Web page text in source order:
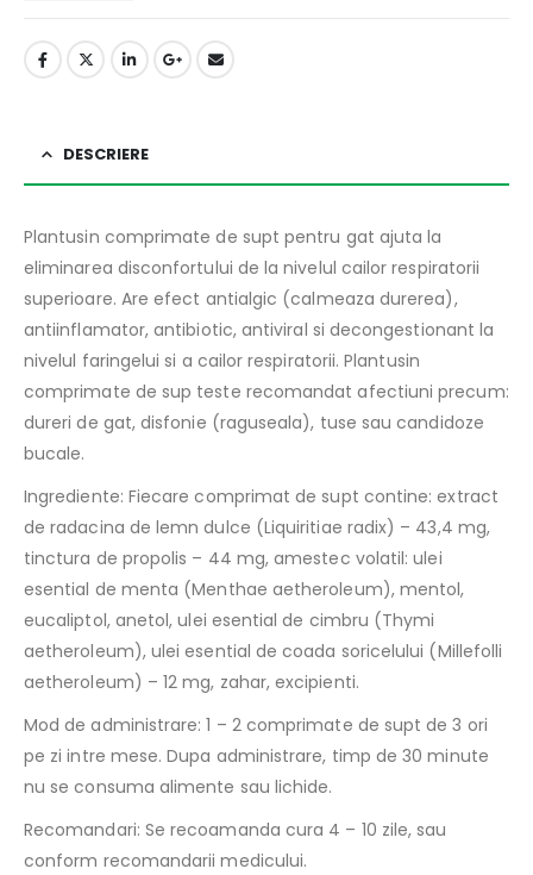
DESCRIERE
Plantusin comprimate de supt pentru gat ajuta la
eliminarea disconfortului de la nivelul cailor respiratorii
superioare. Are efect antialgic (calmeaza durerea),
antiinflamator, antibiotic, antiviral si decongestionant la
nivelul faringelui si a cailor respiratorii. Plantusin
comprimate de sup teste recomandat afectiuni precum:
dureri de gat, disfonie (raguseala), tuse sau candidoze
bucale.
Ingrediente: Fiecare comprimat de supt contine: extract
de radacina de lemn dulce (Liquiritiae radix) – 43,4 mg,
tinctura de propolis – 44 mg, amestec volatil: ulei
esential de menta (Menthae aetheroleum), mentol,
eucaliptol, anetol, ulei esential de cimbru (Thymi
aetheroleum), ulei esential de coada soricelului (Millefolli
aetheroleum) – 12 mg, zahar, excipienti.
Mod de administrare: 1 – 2 comprimate de supt de 3 ori
pe zi intre mese. Dupa administrare, timp de 30 minute
nu se consuma alimente sau lichide.
Recomandari: Se recoamanda cura 4 – 10 zile, sau
conform recomandarii medicului.